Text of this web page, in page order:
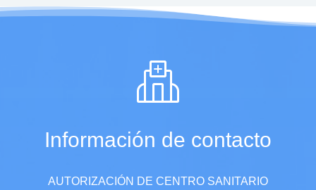
Información de contacto
AUTORIZACIÓN DE CENTRO SANITARIO